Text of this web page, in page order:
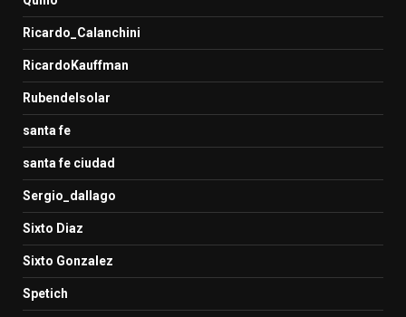
Ricardo_Calanchini
RicardoKauffman
Rubendelsolar
santa fe
santa fe ciudad
Sergio_dallago
Sixto Diaz
Sixto Gonzalez
Spetich